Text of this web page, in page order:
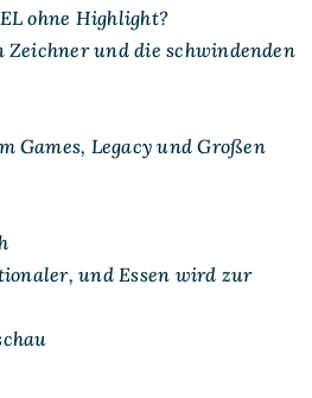
ohne Highlight?
Zeichner und die schwindenden
Games, Legacy und Großen
und Essen wird zur